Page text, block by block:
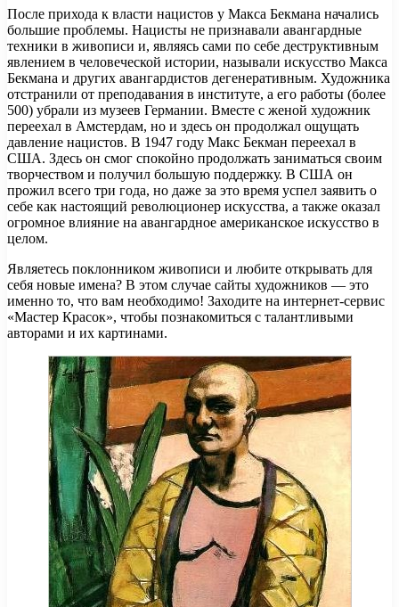
После прихода к власти нацистов у Макса Бекмана начались
большие проблемы. Нацисты не признавали авангардные
техники в живописи и, являясь сами по себе деструктивным
явлением в человеческой истории, называли искусство Макса
Бекмана и других авангардистов дегенеративным. Художника
отстранили от преподавания в институте, а его работы (более
500) убрали из музеев Германии. Вместе с женой художник
переехал в Амстердам, но и здесь он продолжал ощущать
давление нацистов. В 1947 году Макс Бекман переехал в
США. Здесь он смог спокойно продолжать заниматься своим
творчеством и получил большую поддержку. В США он
прожил всего три года, но даже за это время успел заявить о
себе как настоящий революционер искусства, а также оказал
огромное влияние на авангардное американское искусство в
целом.
Являетесь поклонником живописи и любите открывать для
себя новые имена? В этом случае сайты художников — это
именно то, что вам необходимо! Заходите на интернет-сервис
«Мастер Красок», чтобы познакомиться с талантливыми
авторами и их картинами.